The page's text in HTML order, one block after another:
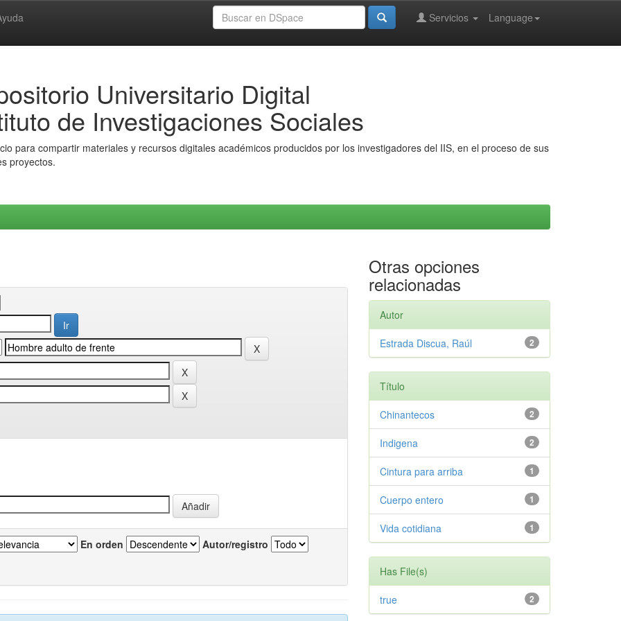
Language
Servicios
Universitario Digital
de Investigaciones Sociales
para compartir materiales y recursos digitales académicos producidos por los investigadores del IIS, en el proceso de sus
proyectos.
En orden Autor/registro
Otras opciones
relacionadas
Autor
2
Estrada Discua, Raúl
Título
2
Chinantecos
2
Indigena
1
Cintura para arriba
1
Cuerpo entero
1
Vida cotidiana
Has File(s)
2
true